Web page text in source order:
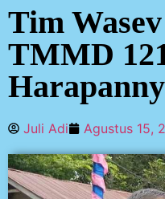
Tim
TMMD
Juli Adi Agustus 15,